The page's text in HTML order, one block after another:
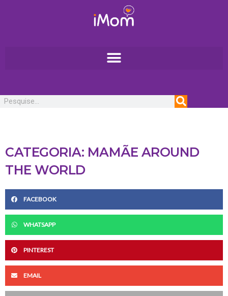
CATEGORIA: MAMÃE AROUND
THE WORLD
FACEBOOK
WHATSAPP
PINTEREST
EMAIL